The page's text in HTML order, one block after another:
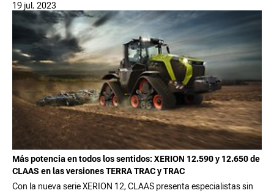
19 jul. 2023
Más potencia en todos los sentidos: XERION 12.590 y 12.650 de
CLAAS en las versiones TERRA TRAC y TRAC
Con la nueva serie XERION 12, CLAAS presenta especialistas sin